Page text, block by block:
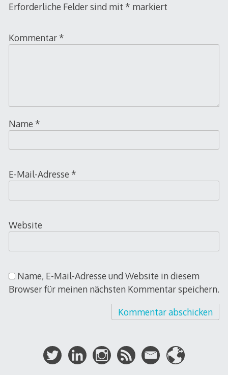
Erforderliche Felder sind mit * markiert
Kommentar *
Name *
E-Mail-Adresse *
Website
Name, E-Mail-Adresse und Website in diesem
Browser für meinen nächsten Kommentar speichern.